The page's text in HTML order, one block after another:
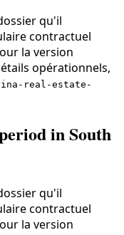
qu'il
contractuel
la version
opérationnels,
real-estate-
in South
qu'il
contractuel
la version